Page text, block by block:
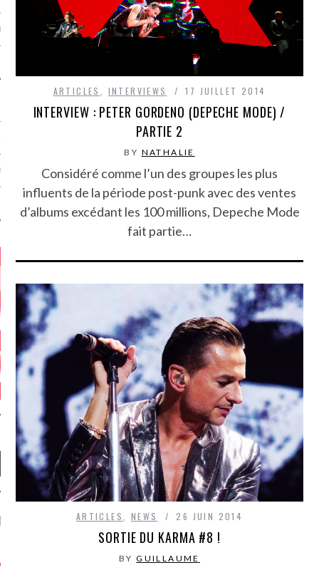
CRITIQUES
7.6
ARTICLES INTERVIEWS 17 JUILLET 2014
INTERVIEW : PETER GORDENO (DEPECHE MODE) /
PARTIE 2
BY NATHALIE
Considéré comme l’un des groupes les plus
influents de la période post-punk avec des ventes
d’albums excédant les 100 millions, Depeche Mode
fait partie…
ARTICLES NEWS 26 JUIN 2014
SORTIE DU KARMA #8 !
BYGUILLAUME